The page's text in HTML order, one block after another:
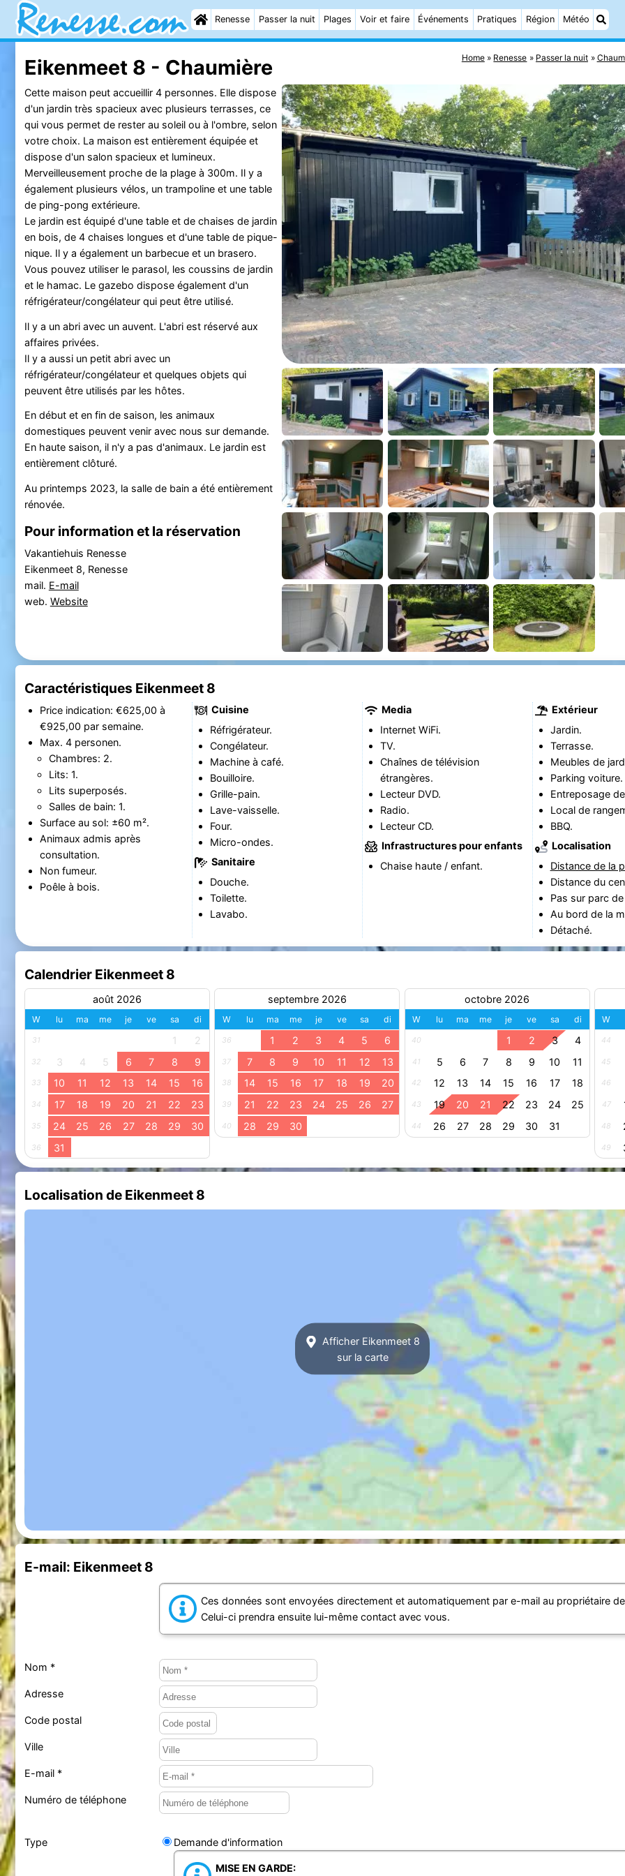
Renesse Passer la nuit Plages Voir et faire Événements Pratiques Région Météo
Home Renesse Passer la nuit
Eikenmeet 8 - Chaumière
Cette maison peut accueillir 4 personnes. Elle dispose
d'un jardin très spacieux avec plusieurs terrasses, ce
qui vous permet de rester au soleil ou à l'ombre, selon
votre choix. La maison est entièrement équipée et
dispose d'un salon spacieux et lumineux.
Merveilleusement proche de la plage à 300m. Il y a
également plusieurs vélos, un trampoline et une table
de ping-pong extérieure.
Le jardin est équipé d'une table et de chaises de jardin
en bois, de 4 chaises longues et d'une table de pique-
nique. Il y a également un barbecue et un brasero.
Vous pouvez utiliser le parasol, les coussins de jardin
et le hamac. Le gazebo dispose également d'un
réfrigérateur/congélateur qui peut être utilisé.
Il y a un abri avec un auvent. L'abri est réservé aux
affaires privées.
Il y a aussi un petit abri avec un
réfrigérateur/congélateur et quelques objets qui
peuvent être utilisés par les hôtes.
En début et en fin de saison, les animaux
domestiques peuvent venir avec nous sur demande.
En haute saison, il n'y a pas d'animaux. Le jardin est
entièrement clôturé.
Au printemps 2023, la salle de bain a été entièrement
rénovée.
Pour information et la réservation
Vakantiehuis Renesse
Eikenmeet 8, Renesse
mail. E-mail
web. Website
Caractéristiques Eikenmeet 8
Price indication: €625,00 à
€925,00 par semaine.
Max. 4 personen.
Chambres: 2.
Lits: 1.
Lits superposés.
Salles de bain: 1.
Surface au sol: ±60 m².
Animaux admis après
consultation.
Non fumeur.
Poêle à bois.
Cuisine
Réfrigérateur.
Congélateur.
Machine à café.
Bouilloire.
Grille-pain.
Lave-vaisselle.
Four.
Micro-ondes.
Sanitaire
Douche.
Toilette.
Lavabo.
Media
Internet WiFi.
TV.
Chaînes de télévision
étrangères.
Lecteur DVD.
Radio.
Lecteur CD.
Infrastructures pour enfants
Chaise haute / enfant.
Extérieur
Jardin.
Terrasse.
Meubles de
Parking voiture.
Entreposage
Local de
BBQ.
Localisation
Distance de la
Distance du
Pas sur parc
Au bord de la
Détaché.
Calendrier Eikenmeet 8
août 2026
W lu ma me je ve sa di
31 1 2
32 3 4 5 6 7 8 9
33 10 11 12 13 14 15 16
34 17 18 19 20 21 22 23
35 24 25 26 27 28 29 30
36 31
septembre 2026
W lu ma me je ve sa di
36 1 2 3 4 5 6
37 7 8 9 10 11 12 13
38 14 15 16 17 18 19 20
39 21 22 23 24 25 26 27
40 28 29 30
octobre 2026
W lu ma me je ve sa di
40 1 2 3 4
41 5 6 7 8 9 10 11
42 12 13 14 15 16 17 18
43 19 20 21 22 23 24 25
44 26 27 28 29 30 31
W
44
45
46
47
48
49
Localisation de Eikenmeet 8
Afficher Eikenmeet 8
sur la carte
E-mail: Eikenmeet 8
Ces données sont envoyées directement et automatiquement par e-mail au propriétaire de
Celui-ci prendra ensuite lui-même contact avec vous.
Nom *
Adresse
Code postal
Ville
E-mail *
Numéro de téléphone
Type Demande d'information
MISE EN GARDE: